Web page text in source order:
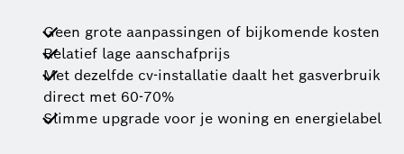
Geen grote aanpassingen of bijkomende kosten
Relatief lage aanschafprijs
Met dezelfde cv-installatie daalt het gasverbruik
direct met 60-70%
Slimme upgrade voor je woning en energielabel